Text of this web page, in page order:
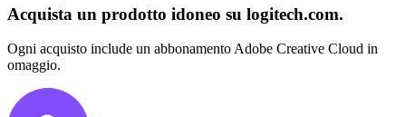
Acquista un prodotto idoneo su logitech.com.
Ogni acquisto include un abbonamento Adobe Creative Cloud in
omaggio.